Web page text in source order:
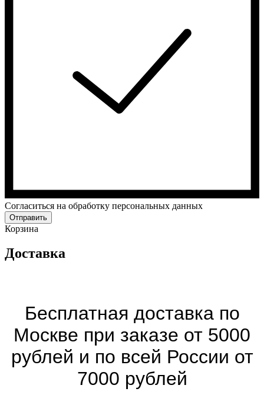
Cогласиться на обработку персональных данных
Отправить
Корзина
Доставка
Бесплатная доставка по
Москве при заказе от 5000
рублей и по всей России от
7000 рублей